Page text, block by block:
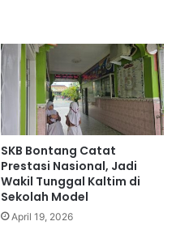
SKB Bontang Catat
Prestasi Nasional, Jadi
Wakil Tunggal Kaltim di
Sekolah Model
April 19, 2026